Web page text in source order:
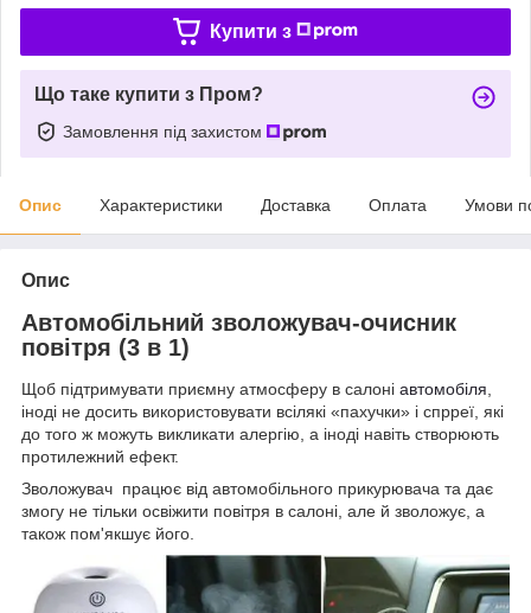
Купити з
Що таке купити з Пром?
Замовлення під захистом
Опис Характеристики Доставка Оплата Умови
Опис
Автомобільний зволожувач-очисник
повітря (3 в 1)
Щоб підтримувати приємну атмосферу в салоні автомобіля,
іноді не досить використовувати всілякі «пахучки» і спрреї, які
до того ж можуть викликати алергію, а іноді навіть створюють
протилежний ефект.
Зволожувач працює від автомобільного прикурювача та дає
змогу не тільки освіжити повітря в салоні, але й зволожує, а
також пом'якшує його.